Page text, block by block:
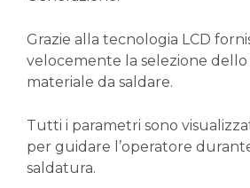
Grazie alla tecnologia LCD
velocemente la selezione dello
materiale da saldare.
Tutti i parametri sono
per guidare l’operatore
saldatura.